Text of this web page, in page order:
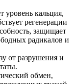
уровень кальция,
регенерации
защищает
радикалов и
от разрушения и
обмен,